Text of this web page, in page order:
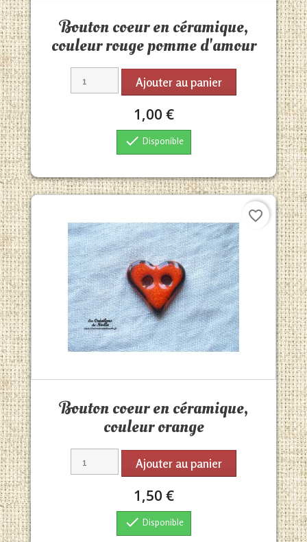
Bouton coeur en céramique,
couleur rouge pomme d'amour
Ajouter au panier
1,00 €
 Disponible
Bouton coeur en céramique,
couleur orange
Ajouter au panier
1,50 €
 Disponible
favorite_border